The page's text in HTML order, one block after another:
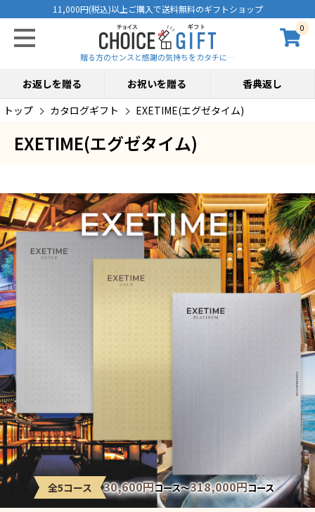
11,000円(税込)以上ご購入で送料無料のギフトショップ
0
贈る方のセンスと感謝の気持ちをカタチに…
お返しを贈る お祝いを贈る
香典返し
トップ
カタログギフト EXETIME(エグゼタイム)
EXETIME(エグゼタイム)
全5コース 30,600円コース～318,000円コース